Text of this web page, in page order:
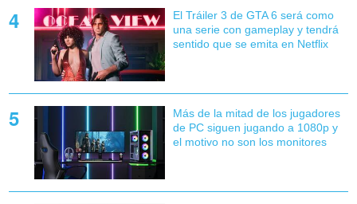
El Tráiler 3 de GTA 6 será como
una serie con gameplay y tendrá
sentido que se emita en Netflix
Más de la mitad de los jugadores
de PC siguen jugando a 1080p y
el motivo no son los monitores